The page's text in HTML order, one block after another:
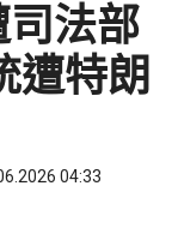
法部
遭特朗
04:33